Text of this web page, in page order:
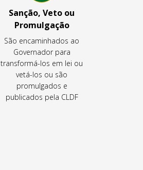
Sanção, Veto ou
Promulgação
São encaminhados ao
Governador para
transformá-los em lei ou
vetá-los ou são
promulgados e
publicados pela CLDF